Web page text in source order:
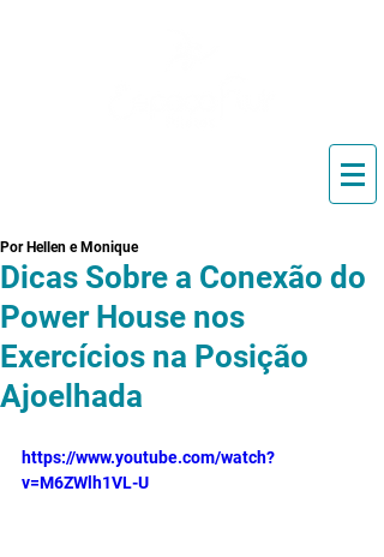
Dicas Sobre a Conexão do
Power House nos
Exercícios na Posição
Ajoelhada
Por Hellen e Monique
https://www.youtube.com/watch?
v=M6ZWlh1VL-U